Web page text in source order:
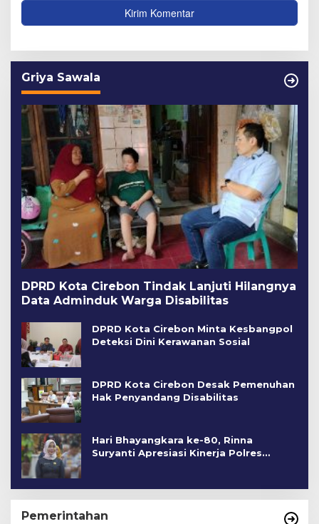
Griya Sawala
DPRD Kota Cirebon Tindak Lanjuti Hilangnya
Data Adminduk Warga Disabilitas
DPRD Kota Cirebon Minta Kesbangpol
Deteksi Dini Kerawanan Sosial
DPRD Kota Cirebon Desak Pemenuhan
Hak Penyandang Disabilitas
Hari Bhayangkara ke-80, Rinna
Suryanti Apresiasi Kinerja Polres
Pemerintahan